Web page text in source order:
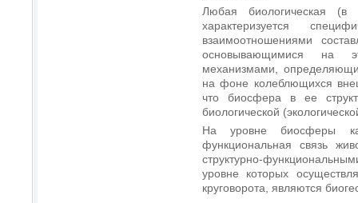
Любая биологическая (в
характеризуется
взаимоотношениями
основывающимися на
механизмами,
на фоне колеблющихся
что биосфера в ее
биологической
На уровне биосферы
функциональная связь
структурно-
уровне которых
круговорота, являются